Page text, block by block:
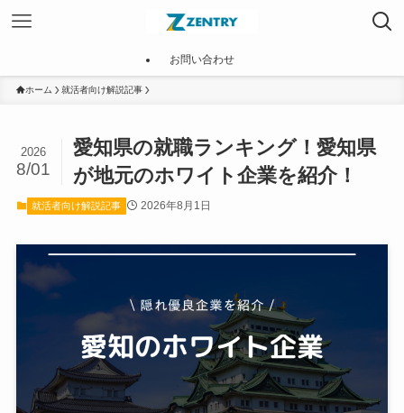
お問い合わせ
ホーム 就活者向け解説記事
愛知県の就職ランキング！愛知県
が地元のホワイト企業を紹介！
2026
8/01
就活者向け解説記事 2026年8月1日